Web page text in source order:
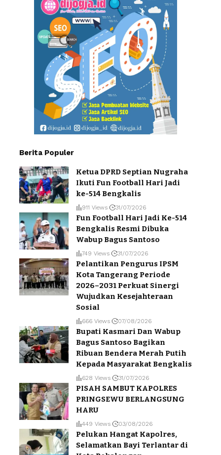
Berita Populer
Ketua DPRD Septian Nugraha
Ikuti Fun Football Hari Jadi
ke-514 Bengkalis
911 Views 31/07/2026
Fun Football Hari Jadi Ke-514
Bengkalis Resmi Dibuka
Wabup Bagus Santoso
749 Views 31/07/2026
Pelantikan Pengurus IPSM
Kota Tangerang Periode
2026–2031 Perkuat Sinergi
Wujudkan Kesejahteraan
Sosial
666 Views 07/08/2026
Bupati Kasmari Dan Wabup
Bagus Santoso Bagikan
Ribuan Bendera Merah Putih
Kepada Masyarakat Bengkalis
628 Views 31/07/2026
PISAH SAMBUT KAPOLRES
PRINGSEWU BERLANGSUNG
HARU
449 Views 03/08/2026
Pelukan Hangat Kapolres,
Selamatkan Bayi Terlantar di